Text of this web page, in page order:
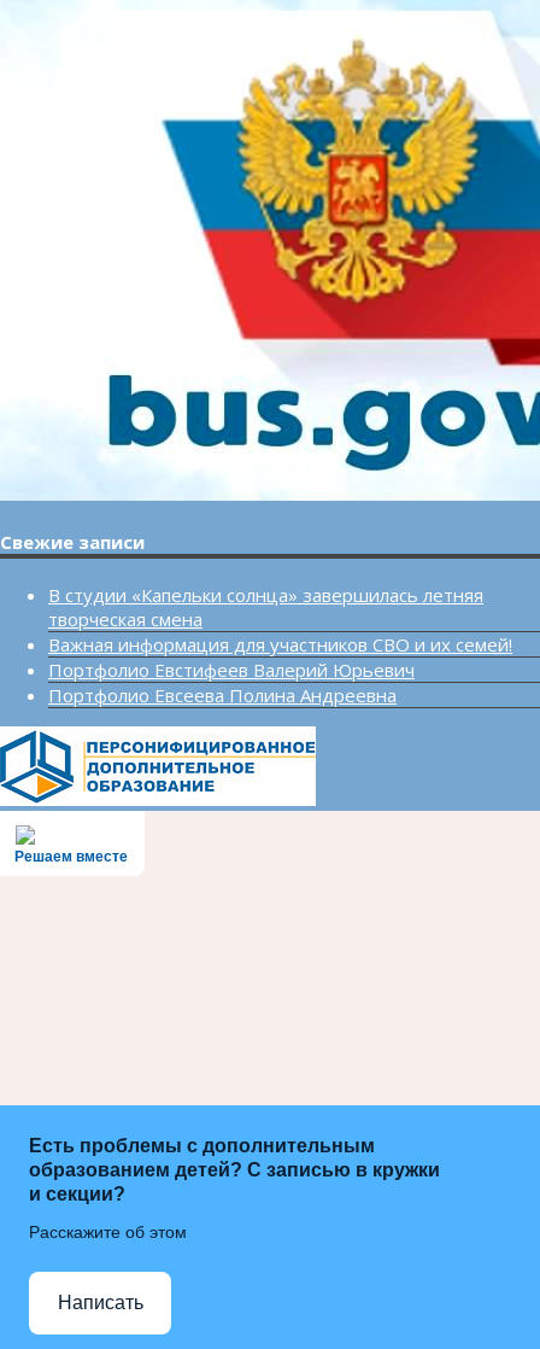
Свежие записи
В студии «Капельки солнца» завершилась летняя
творческая смена
Важная информация для участников СВО и их семей!
Портфолио Евстифеев Валерий Юрьевич
Портфолио Евсеева Полина Андреевна
Решаем вместе
Есть проблемы с дополнительным
образованием детей? С записью в кружки
и секции?
Расскажите об этом
Написать